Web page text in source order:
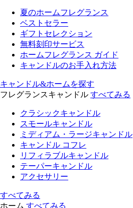
夏のホームフレグランス
ベストセラー
ギフトセレクション
無料刻印サービス
ホームフレグランス ガイド
キャンドルのお手入れ方法
キャンドル&ホームを探す
フレグランスキャンドル すべてみる
クラシックキャンドル
スモールキャンドル
ミディアム・ラージキャンドル
キャンドル コフレ
リフィラブルキャンドル
テーパーキャンドル
アクセサリー
すべてみる
ホーム すべてみる